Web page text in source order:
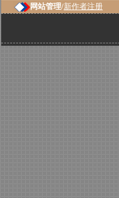
网站管理/新作者注册